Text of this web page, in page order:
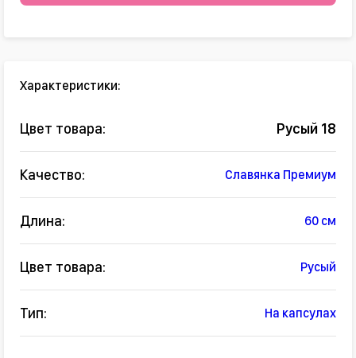
Характеристики:
Цвет товара: Русый 18
Качество: Славянка Премиум
Длина: 60 см
Цвет товара: Русый
Тип: На капсулах